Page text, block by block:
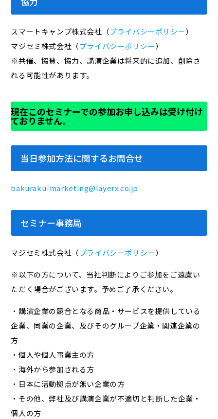
スマートキャンプ株式会社（プライバシーポリシー）
マジセミ株式会社（プライバシーポリシー）
※共催、協賛、協力、講演企業は将来的に追加、削除さ
れる可能性があります。
現在このセミナーでの参加お申し込みは受け付け
ておりません。
当日参加方法に関するお問合せ
bakuraku-marketing@layerx.co.jp
セミナー事務局
マジセミ株式会社（プライバシーポリシー）
※以下の方について、当社判断によりご参加をご遠慮い
ただく場合がございます。予めご了承ください。
・講演企業の競合となる商品・サービスを提供している
企業、同業の企業、及びそのグループ企業・関連企業の
方
・個人や個人事業主の方
・海外から参加される方
・日本に活動拠点が無い企業の方
・その他、弊社及び講演企業が不適切と判断した企業・
個人の方